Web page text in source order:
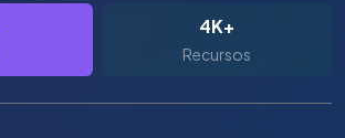
4K+
Recursos